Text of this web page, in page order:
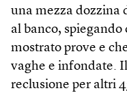
una mezza dozzina
al banco, spiegando
mostrato prove e
vaghe e infondate.
reclusione per altri